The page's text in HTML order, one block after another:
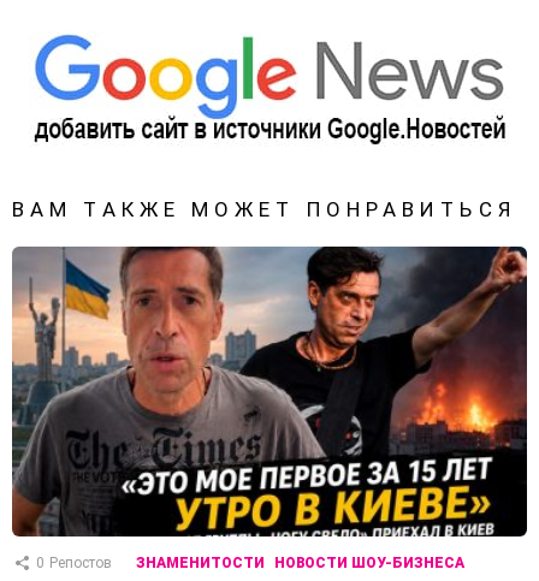
ВАМ ТАКЖЕ МОЖЕТ ПОНРАВИТЬСЯ
0 Репостов ЗНАМЕНИТОСТИ НОВОСТИ ШОУ-БИЗНЕСА